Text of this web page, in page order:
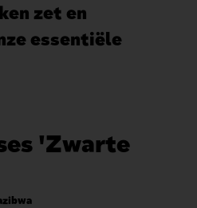
zet en
essentiële
'Zwarte